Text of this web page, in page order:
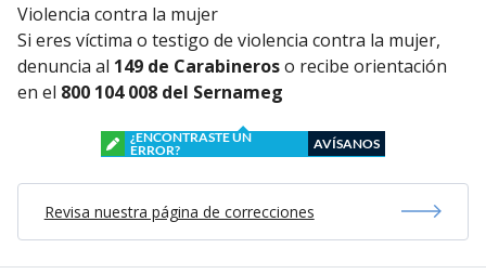
Violencia contra la mujer
Si eres víctima o testigo de violencia contra la mujer,
denuncia al 149 de Carabineroso recibe orientación
en el 800 104 008 del Sernameg
¿ENCONTRASTE UN
ERROR?
AVÍSANOS
Revisa nuestra página de correcciones